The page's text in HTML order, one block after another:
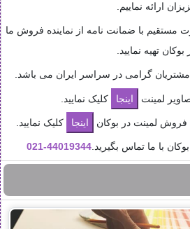
ارائه نماییم.
مستقیم با ضمانت نامه از نماینده فروش ما
بوکان تهیه نمایید.
گرامی در سراسر ایران می باشد.
لمینت کلیک نمایید.
لمینت در بوکان کلیک نمایید.
با ما تماس بگیرید. 44019344-
021